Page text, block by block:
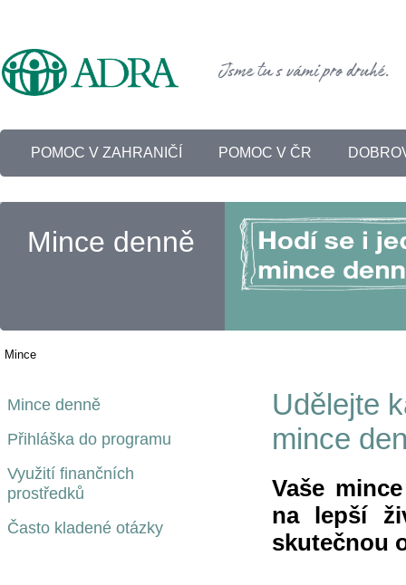
POMOC V ZAHRANIČÍ POMOC V ČR
Mince denně
Mince
Mince denně
Přihláška do programu
Využití finančních
prostředků
Často kladené otázky
Udělejte
mince
Vaše
na lepší
skutečnou